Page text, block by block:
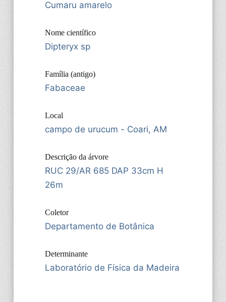
Cumaru amarelo
Nome científico
Dipteryx sp
Família (antigo)
Fabaceae
Local
campo de urucum - Coari, AM
Descrição da árvore
RUC 29/AR 685 DAP 33cm H
26m
Coletor
Departamento de Botânica
Determinante
Laboratório de Física da Madeira